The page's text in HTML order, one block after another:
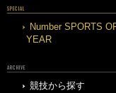
SPECIAL
Number SPORTS
YEAR
ARCHIVE
競技から探す